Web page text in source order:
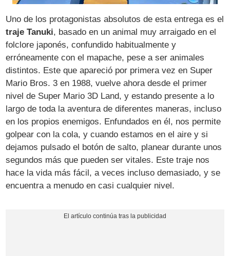
Uno de los protagonistas absolutos de esta entrega es el
traje Tanuki, basado en un animal muy arraigado en el
folclore japonés, confundido habitualmente y
erróneamente con el mapache, pese a ser animales
distintos. Este que apareció por primera vez en Super
Mario Bros. 3 en 1988, vuelve ahora desde el primer
nivel de Super Mario 3D Land, y estando presente a lo
largo de toda la aventura de diferentes maneras, incluso
en los propios enemigos. Enfundados en él, nos permite
golpear con la cola, y cuando estamos en el aire y si
dejamos pulsado el botón de salto, planear durante unos
segundos más que pueden ser vitales. Este traje nos
hace la vida más fácil, a veces incluso demasiado, y se
encuentra a menudo en casi cualquier nivel.